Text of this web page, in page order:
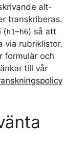
alt-
transkriberas.
(h1–h6) så att
via rubriklistor.
formulär och
till vår